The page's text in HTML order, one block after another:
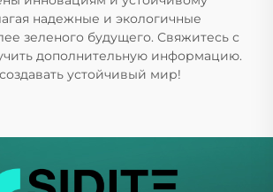
надежные и экологичные
зеленого будущего. Свяжитесь с
дополнительную информацию.
устойчивый мир!